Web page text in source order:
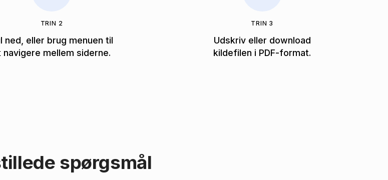
TRIN 2
ned, eller brug menuen til
navigere mellem siderne.
TRIN 3
Udskriv eller download
kildefilen i PDF-format.
spørgsmål